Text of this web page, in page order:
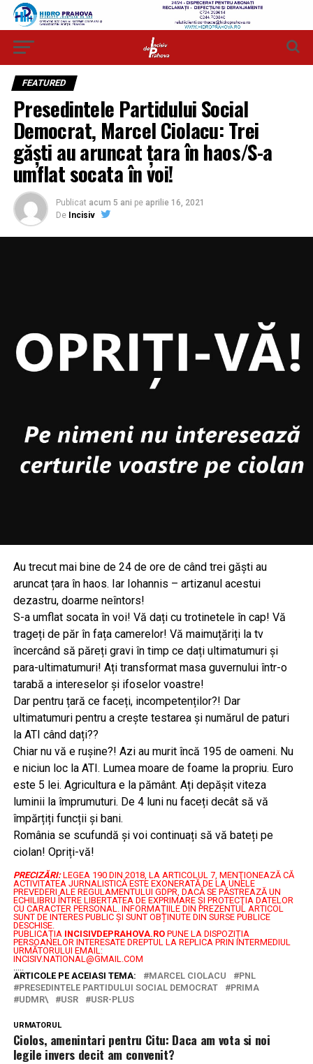
FEATURED
Presedintele Partidului Social
Democrat, Marcel Ciolacu: Trei
găști au aruncat țara în haos/S-a
umflat socata în voi!
Publicat acum 5 ani pe aprilie 16, 2021
De Incisiv
Au trecut mai bine de 24 de ore de când trei găști au
aruncat țara în haos. Iar Iohannis – artizanul acestui
dezastru, doarme neîntors!
S-a umflat socata în voi! Vă dați cu trotinetele în cap! Vă
trageți de păr în fața camerelor! Vă maimuțăriți la tv
încercând să păreți gravi în timp ce dați ultimatumuri și
para-ultimatumuri! Ați transformat masa guvernului într-o
tarabă a intereselor și ifoselor voastre!
Dar pentru țară ce faceți, incompetenților?! Dar
ultimatumuri pentru a crește testarea și numărul de paturi
la ATI când dați??
Chiar nu vă e rușine?! Azi au murit încă 195 de oameni. Nu
e niciun loc la ATI. Lumea moare de foame la propriu. Euro
este 5 lei. Agricultura e la pământ. Ați depășit viteza
luminii la împrumuturi. De 4 luni nu faceți decât să vă
împărțiți funcții și bani.
România se scufundă și voi continuați să vă bateți pe
ciolan! Opriți-vă!
PRECIZĂRI: LEGEA 190 DIN 2018, LA ARTICOLUL 7, MENŢIONEAZĂ CĂ
ACTIVITATEA JURNALISTICĂ ESTE EXONERATĂ DE LA UNELE
PREVEDERI ALE REGULAMENTULUI GDPR, DACĂ SE PĂSTREAZĂ UN
ECHILIBRU ÎNTRE LIBERTATEA DE EXPRIMARE ŞI PROTECŢIA DATELOR
CU CARACTER PERSONAL.
INFORMAȚIILE DIN PREZENTUL ARTICOL
SUNT DE INTERES PUBLIC ȘI SUNT OBȚINUTE DIN SURSE PUBLICE
DESCHISE.
PUBLICAȚIA INCISIVDEPRAHOVA.ROPUNE LA DISPOZIȚIA
PERSOANELOR INTERESATE DREPTUL LA REPLICA PRIN INTERMEDIUL
URMĂTORULUI EMAIL:
INCISIV.NATIONAL@GMAIL.COM
ARTICOLE PE ACEIASI TEMA:
MARCEL CIOLACU
PNL
PRESEDINTELE PARTIDULUI SOCIAL DEMOCRAT
PRIMA
UDMR\
USR USR-PLUS
URMATORUL
Ciolos, amenintari pentru Citu: Daca am vota si noi
legile invers decit am convenit?